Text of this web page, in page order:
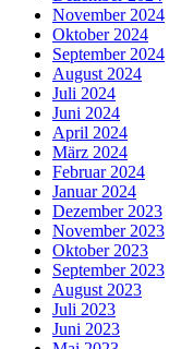
November 2024
Oktober 2024
September 2024
August 2024
Juli 2024
Juni 2024
April 2024
März 2024
Februar 2024
Januar 2024
Dezember 2023
November 2023
Oktober 2023
September 2023
August 2023
Juli 2023
Juni 2023